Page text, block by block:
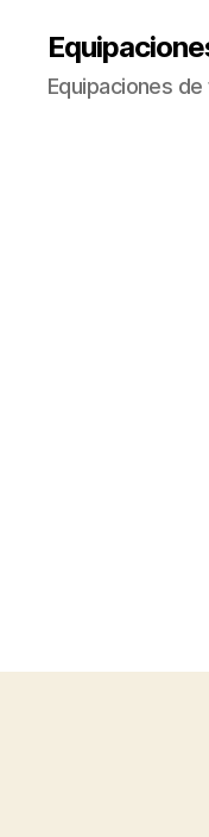
Equipaciones